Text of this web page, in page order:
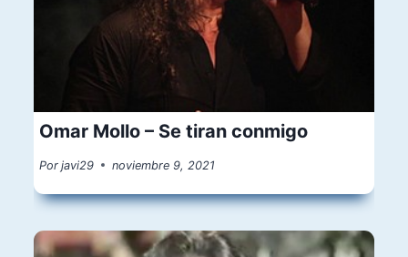
Omar Mollo – Se tiran conmigo
Por javi29 noviembre 9, 2021